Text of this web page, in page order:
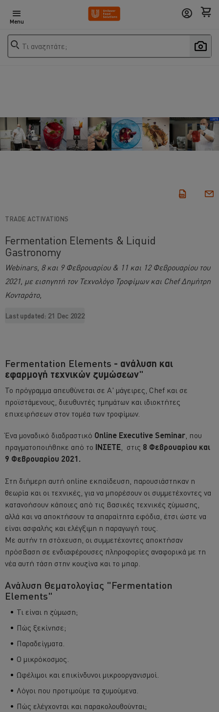
Menu
Τι αναζητάτε;
TRADE ACTIVATIONS
Fermentation Elements & Liquid
Gastronomy
Webinars, 8 και 9 Φεβρουαρίου & 11 και 12 Φεβρουαρίου του
2021, με εισηγητή τον Τεχνολόγο Τροφίμων και Chef Δημήτρη
Κονταράτο,
Last updated: 21 Dec 2022
Fermentation Elements - ανάλυση και
εφαρμογή τεχνικών ζυμώσεων"
Το πρόγραμμα απευθύνεται σε Α' μάγειρες, Chef και σε
προϊστάμενους, διευθυντές τμημάτων και ιδιοκτήτες
επιχειρήσεων στον τομέα των τροφίμων.
Ένα μοναδικό διαδραστικό Online Executive Seminar, που
πραγματοποιήθηκε από το ΙΝΣΕΤΕ, στις 8 Φεβρουαρίου και
9 Φεβρουαρίου 2021.
Στη διήμερη αυτή online εκπαίδευση, παρουσιάστηκαν η
θεωρία και οι τεχνικές, για να μπορέσουν οι συμμετέχοντες να
κατανοήσουν κάποιες από τις βασικές τεχνικές ζύμωσης,
αλλά και να αποκτήσουν τα απαραίτητα εφόδια, έτσι ώστε να
είναι ασφαλής και ελέγξιμη η παραγωγή τους.
Με αυτήν τη στόχευση, οι συμμετέχοντες αποκτήσαν
πρόσβαση σε ενδιαφέρουσες πληροφορίες αναφορικά με τη
νέα αυτή τάση στην κουζίνα και το μπαρ.
Ανάλυση Θεματολογίας "Fermentation
Elements"
Τι είναι η ζύμωση;
Πώς ξεκίνησε;
Παραδείγματα.
Ο μικρόκοσμος.
Ωφέλιμοι και επικίνδυνοι μικροοργανισμοί.
Λόγοι που προτιμούμε τα ζυμούμενα.
Πώς ελέγχονται και παρακολουθούνται;